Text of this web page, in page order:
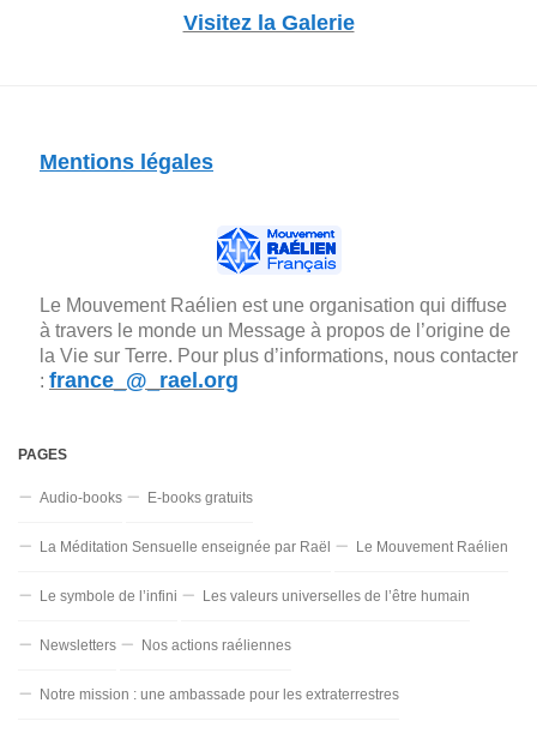
Visitez la Galerie
Mentions légales
Le Mouvement Raélien est une organisation qui diffuse
à travers le monde un Message à propos de l’origine de
la Vie sur Terre. Pour plus d’informations, nous contacter
: france_@_rael.org
PAGES
Audio-books E-books gratuits
La Méditation Sensuelle enseignée par Raël Le Mouvement Raélien
Le symbole de l’infini Les valeurs universelles de l’être humain
Newsletters Nos actions raéliennes
Notre mission : une ambassade pour les extraterrestres